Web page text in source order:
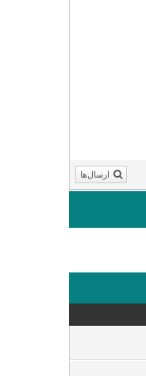
ارسال‌ها